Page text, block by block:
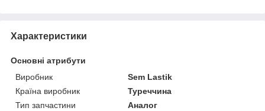
Характеристики
Основні атрибути
Виробник
Sem Lastik
Країна виробник
Туреччина
Тип запчастини
Аналог